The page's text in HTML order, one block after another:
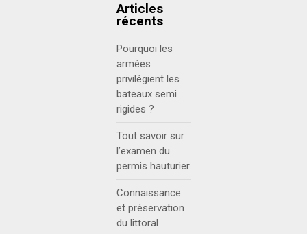
Articles
récents
Pourquoi les
armées
privilégient les
bateaux semi
rigides ?
Tout savoir sur
l’examen du
permis hauturier
Connaissance
et préservation
du littoral